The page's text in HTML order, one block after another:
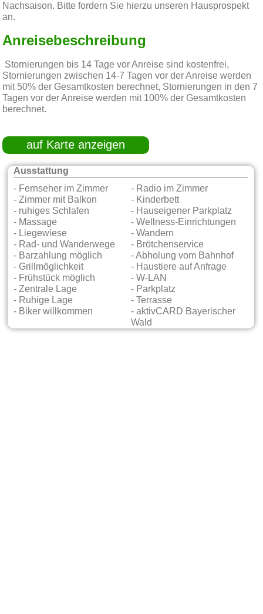
Nachsaison. Bitte fordern Sie hierzu unseren Hausprospekt
an.
Anreisebeschreibung
Stornierungen bis 14 Tage vor Anreise sind kostenfrei,
Stornierungen zwischen 14-7 Tagen vor der Anreise werden
mit 50% der Gesamtkosten berechnet, Stornierungen in den 7
Tagen vor der Anreise werden mit 100% der Gesamtkosten
berechnet.
auf Karte anzeigen
Ausstattung
- Fernseher im Zimmer
- Radio im Zimmer
- Zimmer mit Balkon
- Kinderbett
- ruhiges Schlafen
- Hauseigener Parkplatz
- Massage
- Wellness-Einrichtungen
- Liegewiese
- Wandern
- Rad- und Wanderwege
- Brötchenservice
- Barzahlung möglich
- Abholung vom Bahnhof
- Grillmöglichkeit
- Haustiere auf Anfrage
- Frühstück möglich
- W-LAN
- Zentrale Lage
- Parkplatz
- Ruhige Lage
- Terrasse
- Biker willkommen
- aktivCARD Bayerischer
Wald